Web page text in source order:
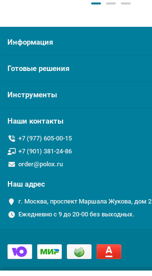
Информация
Готовые решения
Инструменты
Наши контакты
+7 (977) 605-00-15
+7 (901) 381-24-86
order@polox.ru
Наш адрес
г. Москва, проспект Маршала Жукова, дом 2
Ежедневно с 9 до 20-00 без выходных.